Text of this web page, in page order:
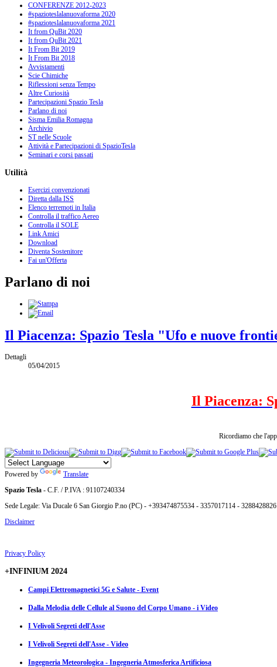
CONFERENZE 2012-2023
#spazioteslalanuovaforma 2020
#spazioteslalanuovaforma 2021
It from QuBit 2020
It from QuBit 2021
It From Bit 2019
It From Bit 2018
Avvistamenti
Scie Chimiche
Riflessioni senza Tempo
Altre Curiosità
Partecipazioni Spazio Tesla
Parlano di noi
Sisma Emilia Romagna
Archivio
ST nelle Scuole
Attività e Partecipazioni di SpazioTesla
Seminari e corsi passati
Utilità
Esercizi convenzionati
Diretta dalla ISS
Elenco terremoti in Italia
Controlla il traffico Aereo
Controlla il SOLE
Link Amici
Download
Diventa Sostenitore
Fai un'Offerta
Parlano di noi
Il Piacenza: Spazio Tesla "Ufo e nuove
Dettagli
05/04/2015
Il Piacenza:
Ricordiamo che
Powered by
Translate
Spazio Tesla - C.F. / P.IVA : 91107240334
Sede Legale: Via Ducale 6 San Giorgio P.no (PC) - +393474875534 - 3357017114 - 3288428826
Disclaimer
Privacy Policy
+INFINIUM 2024
Campi Elettromagnetici 5G e Salute - Event
Dalla Melodia delle Cellule al Suono del Corpo Umano - i Video
I Velivoli Segreti dell'Asse
I Velivoli Segreti dell'Asse - Video
Ingegneria Meteorologica - Ingegneria Atmosferica Artificiosa